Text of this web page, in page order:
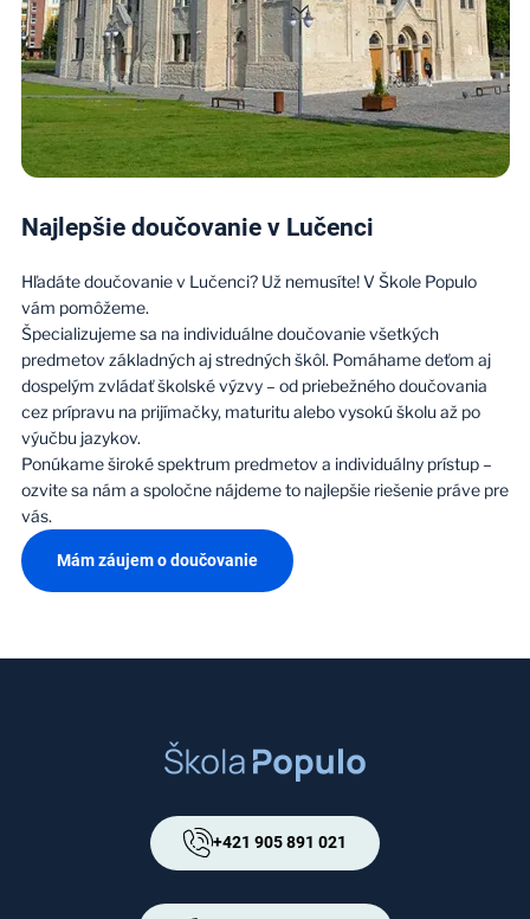
Najlepšie doučovanie v Lučenci
Hľadáte doučovanie v Lučenci? Už nemusíte! V Škole Populo
vám pomôžeme.
Špecializujeme sa na individuálne doučovanie všetkých
predmetov základných aj stredných škôl. Pomáhame deťom aj
dospelým zvládať školské výzvy – od priebežného doučovania
cez prípravu na prijímačky, maturitu alebo vysokú školu až po
výučbu jazykov.
Ponúkame široké spektrum predmetov a individuálny prístup –
ozvite sa nám a spoločne nájdeme to najlepšie riešenie práve pre
vás.
Mám záujem o doučovanie
+421 905 891 021